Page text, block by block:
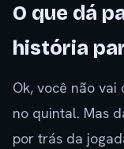
O que dá
história
Ok, você não
no quintal. Mas
por trás da